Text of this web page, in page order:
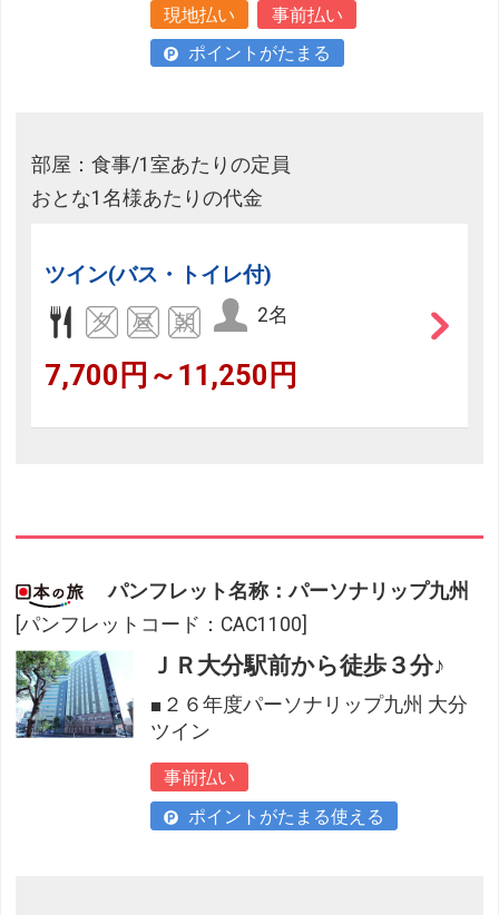
現地払い
事前払い
ポイントがたまる
部屋：食事/1室あたりの定員
おとな1名様あたりの代金
ツイン(バス・トイレ付)
2名
7,700円～11,250円
パンフレット名称：パーソナリップ九州
[パンフレットコード：CAC1100]
ＪＲ大分駅前から徒歩３分♪
■２６年度パーソナリップ九州 大分
ツイン
事前払い
ポイントがたまる使える